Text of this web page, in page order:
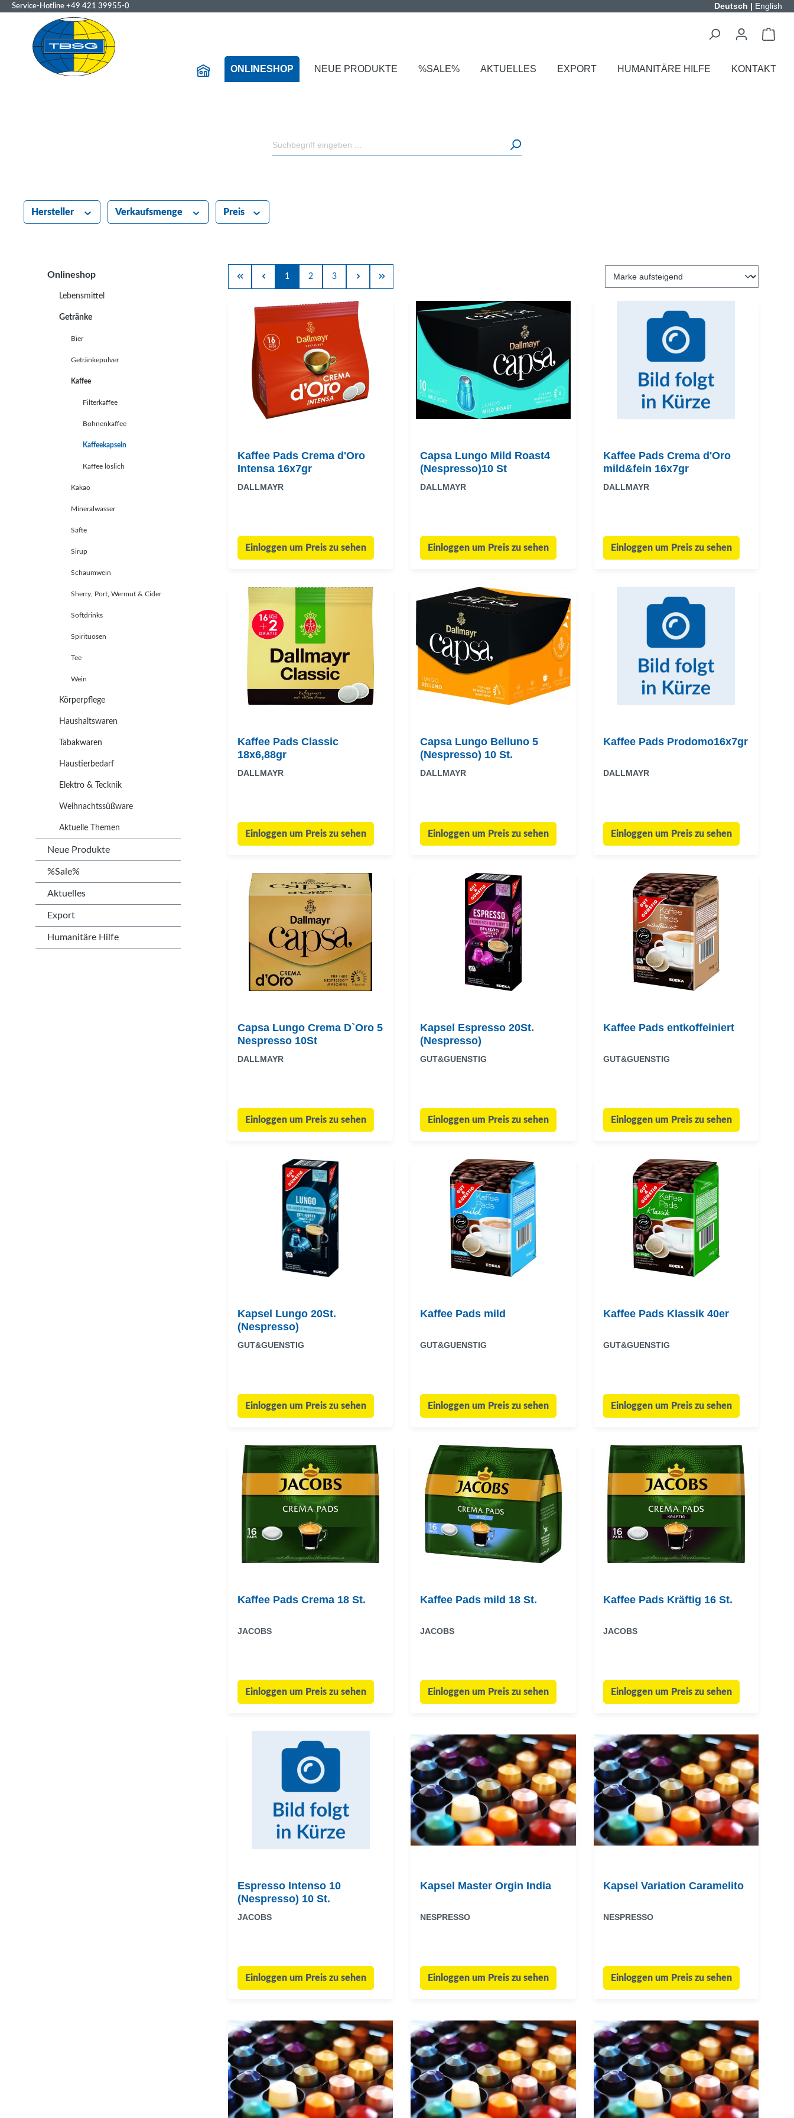
Service-Hotline +49 421 39955-0 Deutsch | English
ONLINESHOP NEUE PRODUKTE %SALE% AKTUELLES EXPORT HUMANITÄRE HILFE KONTAKT
Hersteller Verkaufsmenge Preis
Onlineshop
Lebensmittel
Getränke
Bier
Getränkepulver
Kaffee
Filterkaffee
Bohnenkaffee
Kaffeekapseln
Kaffee löslich
Kakao
Mineralwasser
Säfte
Sirup
Schaumwein
Sherry, Port, Wermut & Cider
Softdrinks
Spirituosen
Tee
Wein
Körperpflege
Haushaltswaren
Tabakwaren
Haustierbedarf
Elektro & Tecknik
Weihnachtssüßware
Aktuelle Themen
Neue Produkte
%Sale%
Aktuelles
Export
Humanitäre Hilfe
1 2 3
Kaffee Pads Crema d'Oro
Intensa 16x7gr
DALLMAYR
Einloggen um Preis zu sehen
Capsa Lungo Mild Roast4
(Nespresso)10 St
DALLMAYR
Einloggen um Preis zu sehen
Kaffee Pads Crema d'Oro
mild&fein 16x7gr
DALLMAYR
Einloggen um Preis zu sehen
Kaffee Pads Classic
18x6,88gr
DALLMAYR
Einloggen um Preis zu sehen
Capsa Lungo Belluno 5
(Nespresso) 10 St.
DALLMAYR
Einloggen um Preis zu sehen
Kaffee Pads Prodomo16x7gr
DALLMAYR
Einloggen um Preis zu sehen
Capsa Lungo Crema D`Oro 5
Nespresso 10St
DALLMAYR
Einloggen um Preis zu sehen
Kapsel Espresso 20St.
(Nespresso)
GUT&GUENSTIG
Einloggen um Preis zu sehen
Kaffee Pads entkoffeiniert
GUT&GUENSTIG
Einloggen um Preis zu sehen
Kapsel Lungo 20St.
(Nespresso)
GUT&GUENSTIG
Einloggen um Preis zu sehen
Kaffee Pads mild
GUT&GUENSTIG
Einloggen um Preis zu sehen
Kaffee Pads Klassik 40er
GUT&GUENSTIG
Einloggen um Preis zu sehen
Kaffee Pads Crema 18 St.
JACOBS
Einloggen um Preis zu sehen
Kaffee Pads mild 18 St.
JACOBS
Einloggen um Preis zu sehen
Kaffee Pads Kräftig 16 St.
JACOBS
Einloggen um Preis zu sehen
Espresso Intenso 10
(Nespresso) 10 St.
JACOBS
Einloggen um Preis zu sehen
Kapsel Master Orgin India
NESPRESSO
Einloggen um Preis zu sehen
Kapsel Variation Caramelito
NESPRESSO
Einloggen um Preis zu sehen